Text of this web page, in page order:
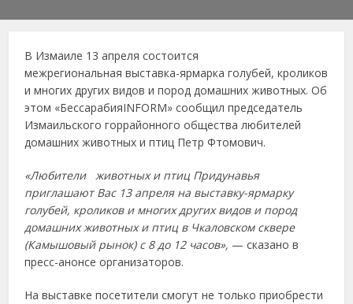
В Измаиле 13 апреля состоится
межрегиональная выставка-ярмарка голубей, кроликов
и многих других видов и пород домашних животных. Об
этом «БессарабияINFORM» сообщил председатель
Измаильского горрайонного общества любителей
домашних животных и птиц Петр Фтомович.
«Любители животных и птиц Придунавья
приглашают Вас 13 апреля на выставку-ярмарку
голубей, кроликов и многих других видов и пород
домашних животных и птиц в Чкаловском сквере
(Камышовый рынок) с 8 до 12 часов», — сказано в
пресс-анонсе организаторов.
На выставке посетители смогут не только приобрести